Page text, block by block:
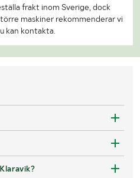
frakt inom Sverige, dock
maskiner rekommenderar vi
kan kontakta.